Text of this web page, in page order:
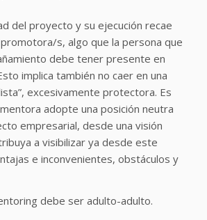
del proyecto y su ejecución recae
s, algo que la persona que
debe tener presente en
implica también no caer en una
excesivamente protectora. Es
adopte una posición neutra
empresarial, desde una visión
a visibilizar ya desde este
e inconvenientes, obstáculos y
debe ser adulto-adulto.